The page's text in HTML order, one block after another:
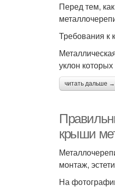
Перед тем,
Требования к
уклон
читать дальше →
крыши
монтаж,
На